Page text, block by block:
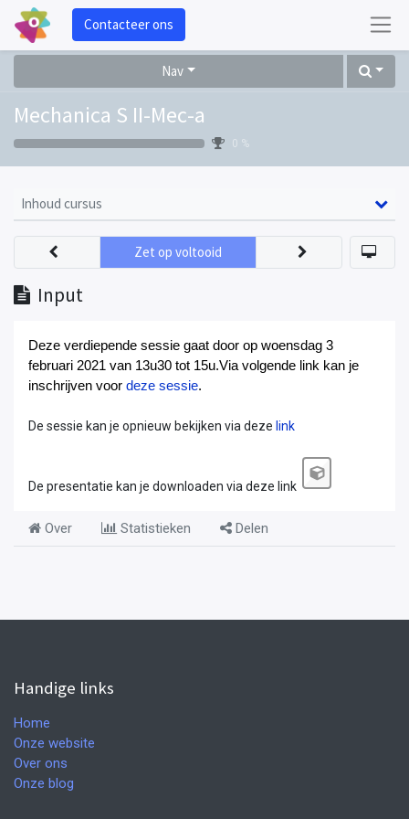
Contacteer ons
Nav
Mechanica S II-Mec-a
0 %
Inhoud cursus
Input
Zet op voltooid
Deze verdiepende sessie gaat door op woensdag 3
februari 2021 van 13u30 tot 15u.Via volgende link kan je
inschrijven voor deze sessie.
De sessie kan je opnieuw bekijken via deze link
De presentatie kan je downloaden via deze link
Over Statistieken Delen
Handige links
Home
Onze website
Over ons
Onze blog